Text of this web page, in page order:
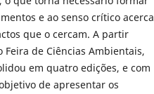
e ao senso crítico acerca
que o cercam. A partir
Feira de Ciências Ambientais,
em quatro edições, e com
de apresentar os